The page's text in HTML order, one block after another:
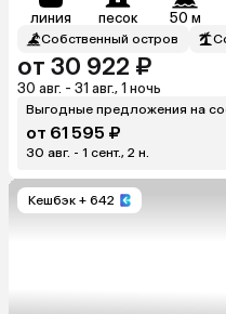
линия песок 50 м
Собственный остров
от 30 922 ₽
30 авг. - 31 авг., 1 ночь
Выгодные предложения на
от 61 595 ₽
30 авг. - 1 сент., 2 н.
Кешбэк + 642